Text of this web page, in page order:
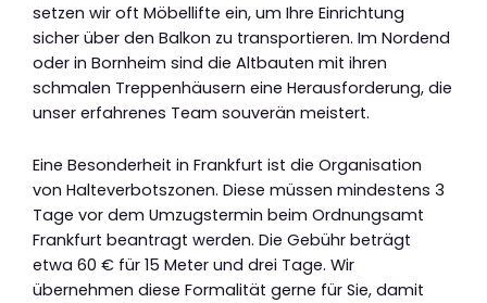
setzen wir oft Möbellifte ein, um Ihre Einrichtung
sicher über den Balkon zu transportieren. Im Nordend
oder in Bornheim sind die Altbauten mit ihren
schmalen Treppenhäusern eine Herausforderung, die
unser erfahrenes Team souverän meistert.
Eine Besonderheit in Frankfurt ist die Organisation
von Halteverbotszonen. Diese müssen mindestens 3
Tage vor dem Umzugstermin beim Ordnungsamt
Frankfurt beantragt werden. Die Gebühr beträgt
etwa 60 € für 15 Meter und drei Tage. Wir
übernehmen diese Formalität gerne für Sie, damit